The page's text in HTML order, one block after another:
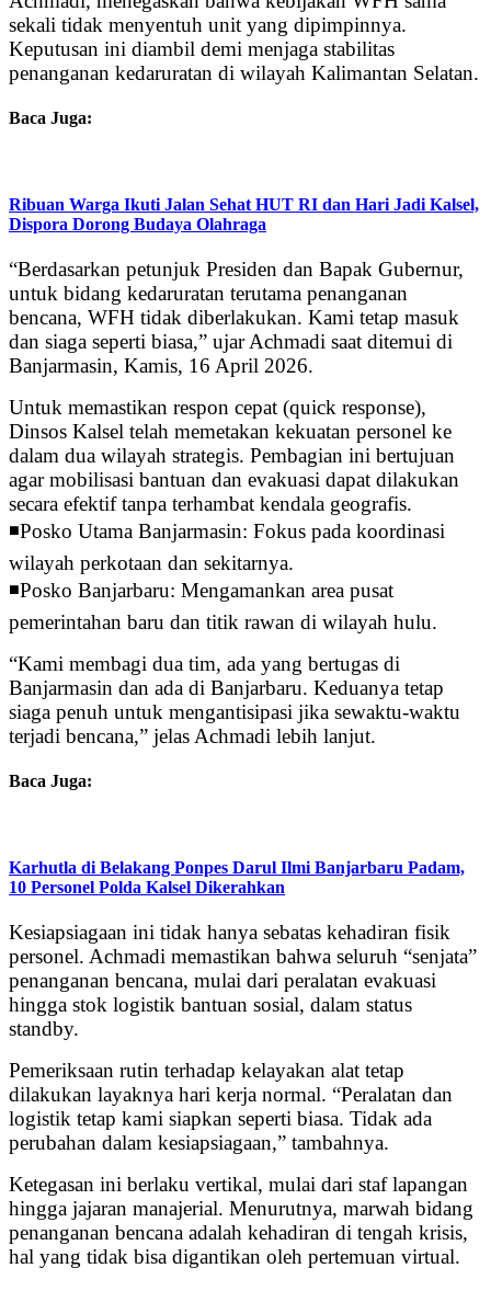
sekali tidak menyentuh unit yang dipimpinnya.
Keputusan ini diambil demi menjaga stabilitas
penanganan kedaruratan di wilayah Kalimantan Selatan.
Baca Juga:
Ribuan Warga Ikuti Jalan Sehat HUT RI dan Hari Jadi Kalsel,
Dispora Dorong Budaya Olahraga
“Berdasarkan petunjuk Presiden dan Bapak Gubernur,
untuk bidang kedaruratan terutama penanganan
bencana, WFH tidak diberlakukan. Kami tetap masuk
dan siaga seperti biasa,” ujar Achmadi saat ditemui di
Banjarmasin, Kamis, 16 April 2026.
Untuk memastikan respon cepat (quick response),
Dinsos Kalsel telah memetakan kekuatan personel ke
dalam dua wilayah strategis. Pembagian ini bertujuan
agar mobilisasi bantuan dan evakuasi dapat dilakukan
secara efektif tanpa terhambat kendala geografis.
◾Posko Utama Banjarmasin: Fokus pada koordinasi
wilayah perkotaan dan sekitarnya.
◾Posko Banjarbaru: Mengamankan area pusat
pemerintahan baru dan titik rawan di wilayah hulu.
“Kami membagi dua tim, ada yang bertugas di
Banjarmasin dan ada di Banjarbaru. Keduanya tetap
siaga penuh untuk mengantisipasi jika sewaktu-waktu
terjadi bencana,” jelas Achmadi lebih lanjut.
Baca Juga:
Karhutla di Belakang Ponpes Darul Ilmi Banjarbaru Padam,
10 Personel Polda Kalsel Dikerahkan
Kesiapsiagaan ini tidak hanya sebatas kehadiran fisik
personel. Achmadi memastikan bahwa seluruh “senjata”
penanganan bencana, mulai dari peralatan evakuasi
hingga stok logistik bantuan sosial, dalam status
standby.
Pemeriksaan rutin terhadap kelayakan alat tetap
dilakukan layaknya hari kerja normal. “Peralatan dan
logistik tetap kami siapkan seperti biasa. Tidak ada
perubahan dalam kesiapsiagaan,” tambahnya.
Ketegasan ini berlaku vertikal, mulai dari staf lapangan
hingga jajaran manajerial. Menurutnya, marwah bidang
penanganan bencana adalah kehadiran di tengah krisis,
hal yang tidak bisa digantikan oleh pertemuan virtual.